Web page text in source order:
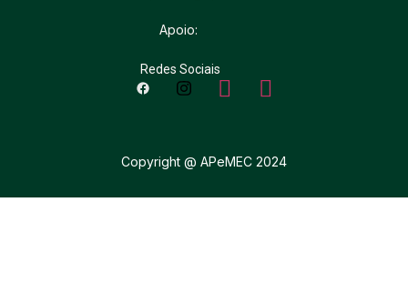
Apoio:
Redes Sociais
Copyright @ APeMEC 2024